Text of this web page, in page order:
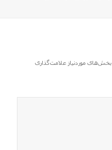
بخش‌های موردنیاز علامت‌گذاری